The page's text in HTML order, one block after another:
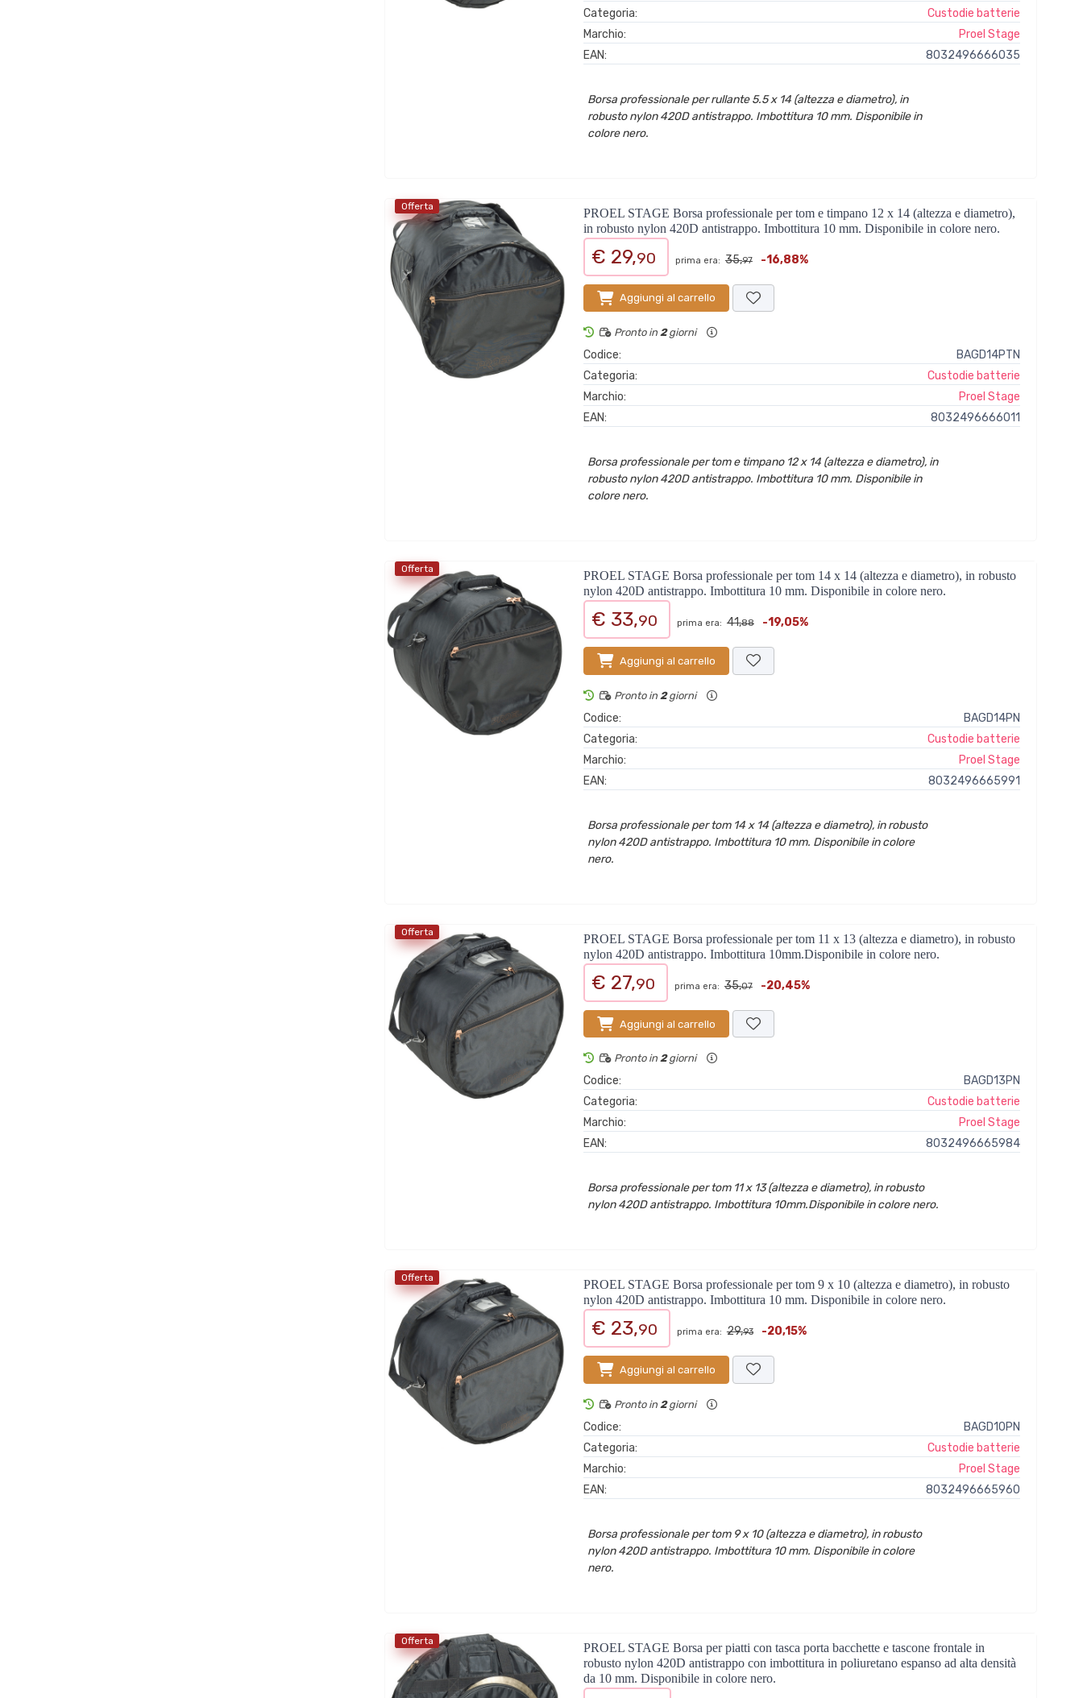
Categoria:
Custodie batterie
Marchio:
Proel Stage
EAN:
8032496666035
Borsa professionale per rullante 5.5 x 14 (altezza e diametro), in
robusto nylon 420D antistrappo. Imbottitura 10 mm. Disponibile in
colore nero.
Offerta
PROEL STAGE Borsa professionale per tom e timpano 12 x 14 (altezza e diametro),
in robusto nylon 420D antistrappo. Imbottitura 10 mm. Disponibile in colore nero.
€ 29,90 prima era: 35,97 -16,88%
Aggiungi al carrello
Pronto in 2giorni
Codice:
BAGD14PTN
Categoria:
Custodie batterie
Marchio:
Proel Stage
EAN:
8032496666011
Borsa professionale per tom e timpano 12 x 14 (altezza e diametro), in
robusto nylon 420D antistrappo. Imbottitura 10 mm. Disponibile in
colore nero.
Offerta
PROEL STAGE Borsa professionale per tom 14 x 14 (altezza e diametro), in robusto
nylon 420D antistrappo. Imbottitura 10 mm. Disponibile in colore nero.
€ 33,90 prima era: 41,88 -19,05%
Aggiungi al carrello
Pronto in 2giorni
Codice:
BAGD14PN
Categoria:
Custodie batterie
Marchio:
Proel Stage
EAN:
8032496665991
Borsa professionale per tom 14 x 14 (altezza e diametro), in robusto
nylon 420D antistrappo. Imbottitura 10 mm. Disponibile in colore
nero.
Offerta
PROEL STAGE Borsa professionale per tom 11 x 13 (altezza e diametro), in robusto
nylon 420D antistrappo. Imbottitura 10mm.Disponibile in colore nero.
€ 27,90 prima era: 35,07 -20,45%
Aggiungi al carrello
Pronto in 2giorni
Codice:
BAGD13PN
Categoria:
Custodie batterie
Marchio:
Proel Stage
EAN:
8032496665984
Borsa professionale per tom 11 x 13 (altezza e diametro), in robusto
nylon 420D antistrappo. Imbottitura 10mm.Disponibile in colore nero.
Offerta
PROEL STAGE Borsa professionale per tom 9 x 10 (altezza e diametro), in robusto
nylon 420D antistrappo. Imbottitura 10 mm. Disponibile in colore nero.
€ 23,90 prima era: 29,93 -20,15%
Aggiungi al carrello
Pronto in 2giorni
Codice:
BAGD10PN
Categoria:
Custodie batterie
Marchio:
Proel Stage
EAN:
8032496665960
Borsa professionale per tom 9 x 10 (altezza e diametro), in robusto
nylon 420D antistrappo. Imbottitura 10 mm. Disponibile in colore
nero.
Offerta
PROEL STAGE Borsa per piatti con tasca porta bacchette e tascone frontale in
robusto nylon 420D antistrappo con imbottitura in poliuretano espanso ad alta densità
da 10 mm. Disponibile in colore nero.